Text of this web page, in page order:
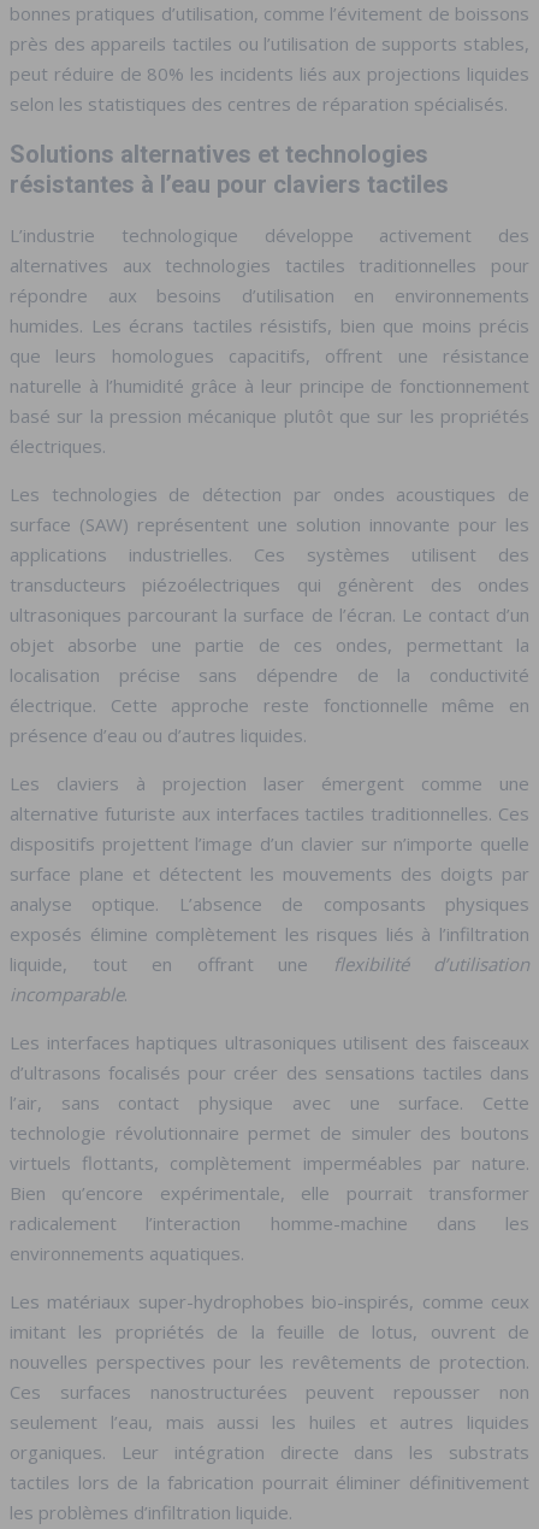
bonnes pratiques d’utilisation, comme l’évitement de boissons
près des appareils tactiles ou l’utilisation de supports stables,
peut réduire de 80% les incidents liés aux projections liquides
selon les statistiques des centres de réparation spécialisés.
Solutions alternatives et technologies
résistantes à l’eau pour claviers tactiles
L’industrie technologique développe activement des
alternatives aux technologies tactiles traditionnelles pour
répondre aux besoins d’utilisation en environnements
humides. Les écrans tactiles résistifs, bien que moins précis
que leurs homologues capacitifs, offrent une résistance
naturelle à l’humidité grâce à leur principe de fonctionnement
basé sur la pression mécanique plutôt que sur les propriétés
électriques.
Les technologies de détection par ondes acoustiques de
surface (SAW) représentent une solution innovante pour les
applications industrielles. Ces systèmes utilisent des
transducteurs piézoélectriques qui génèrent des ondes
ultrasoniques parcourant la surface de l’écran. Le contact d’un
objet absorbe une partie de ces ondes, permettant la
localisation précise sans dépendre de la conductivité
électrique. Cette approche reste fonctionnelle même en
présence d’eau ou d’autres liquides.
Les claviers à projection laser émergent comme une
alternative futuriste aux interfaces tactiles traditionnelles. Ces
dispositifs projettent l’image d’un clavier sur n’importe quelle
surface plane et détectent les mouvements des doigts par
analyse optique. L’absence de composants physiques
exposés élimine complètement les risques liés à l’infiltration
liquide, tout en offrant une
flexibilité d’utilisation
incomparable.
Les interfaces haptiques ultrasoniques utilisent des faisceaux
d’ultrasons focalisés pour créer des sensations tactiles dans
l’air, sans contact physique avec une surface. Cette
technologie révolutionnaire permet de simuler des boutons
virtuels flottants, complètement imperméables par nature.
Bien qu’encore expérimentale, elle pourrait transformer
radicalement l’interaction homme-machine dans les
environnements aquatiques.
Les matériaux super-hydrophobes bio-inspirés, comme ceux
imitant les propriétés de la feuille de lotus, ouvrent de
nouvelles perspectives pour les revêtements de protection.
Ces surfaces nanostructurées peuvent repousser non
seulement l’eau, mais aussi les huiles et autres liquides
organiques. Leur intégration directe dans les substrats
tactiles lors de la fabrication pourrait éliminer définitivement
les problèmes d’infiltration liquide.